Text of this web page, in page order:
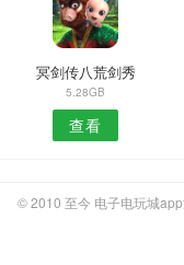
冥剑传八荒剑秀
5.28GB
查看
© 2010 至今 电子电玩城